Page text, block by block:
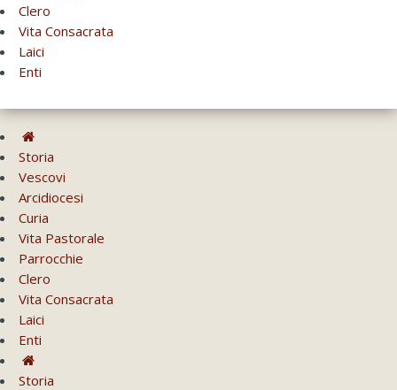
Clero
Vita Consacrata
Laici
Enti
Storia
Vescovi
Arcidiocesi
Curia
Vita Pastorale
Parrocchie
Clero
Vita Consacrata
Laici
Enti
Storia